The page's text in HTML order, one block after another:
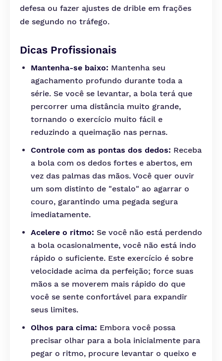
defesa ou fazer ajustes de drible em frações
de segundo no tráfego.
Dicas Profissionais
Mantenha-se baixo: Mantenha seu
agachamento profundo durante toda a
série. Se você se levantar, a bola terá que
percorrer uma distância muito grande,
tornando o exercício muito fácil e
reduzindo a queimação nas pernas.
Controle com as pontas dos dedos: Receba
a bola com os dedos fortes e abertos, em
vez das palmas das mãos. Você quer ouvir
um som distinto de "estalo" ao agarrar o
couro, garantindo uma pegada segura
imediatamente.
Acelere o ritmo: Se você não está perdendo
a bola ocasionalmente, você não está indo
rápido o suficiente. Este exercício é sobre
velocidade acima da perfeição; force suas
mãos a se moverem mais rápido do que
você se sente confortável para expandir
seus limites.
Olhos para cima: Embora você possa
precisar olhar para a bola inicialmente para
pegar o ritmo, procure levantar o queixo e